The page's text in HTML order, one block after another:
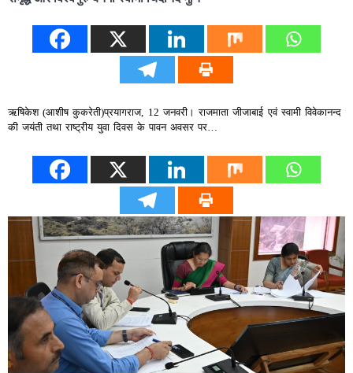
ऋषिकेश (आशीष कुकरेती)प्रयागराज, 12 जनवरी। राजमाता जीजाबाई एवं स्वामी विवेकानन्द
की जयंती तथा राष्ट्रीय युवा दिवस के पावन अवसर पर…